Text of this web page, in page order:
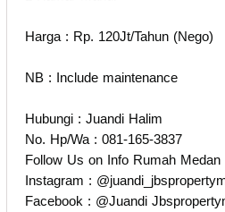
Harga : Rp. 120Jt/Tahun (Nego)
NB : Include maintenance
Hubungi : Juandi Halim
No. Hp/Wa : 081-165-3837
Follow Us on Info Rumah Medan
Instagram :
Facebook : @Juandi